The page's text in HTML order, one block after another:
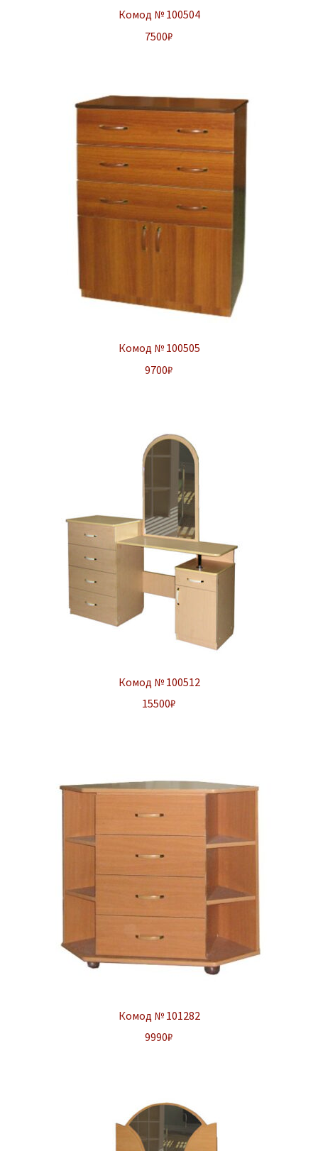
Комод № 100504
7500₽
Комод № 100505
9700₽
Комод № 100512
15500₽
Комод № 101282
9990₽